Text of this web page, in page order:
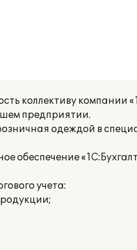
коллективу компании
предприятии.
одеждой в
обеспечение
учета: